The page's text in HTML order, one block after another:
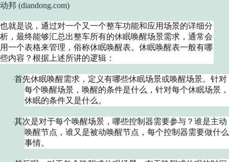
动邦 (diandong.com)
也就是说，通过对一个又一个整车功能和应用场景的详细分
析，最终能够汇总出整车所有的休眠唤醒场景需求，通常会
用一个表格来管理，俗称休眠唤醒表。休眠唤醒表一般有哪
些内容？根据上述所讲的逻辑：
·首先休眠唤醒需求，定义有哪些休眠场景或唤醒场景。针对
每个唤醒场景，唤醒的条件是什么，针对每个休眠场景，
休眠的条件又是什么。
·其次是对于每个唤醒场景，哪些控制器需要参与？谁是主动
唤醒节点，谁又是被动唤醒节点，每个控制器需要做什么
事情。